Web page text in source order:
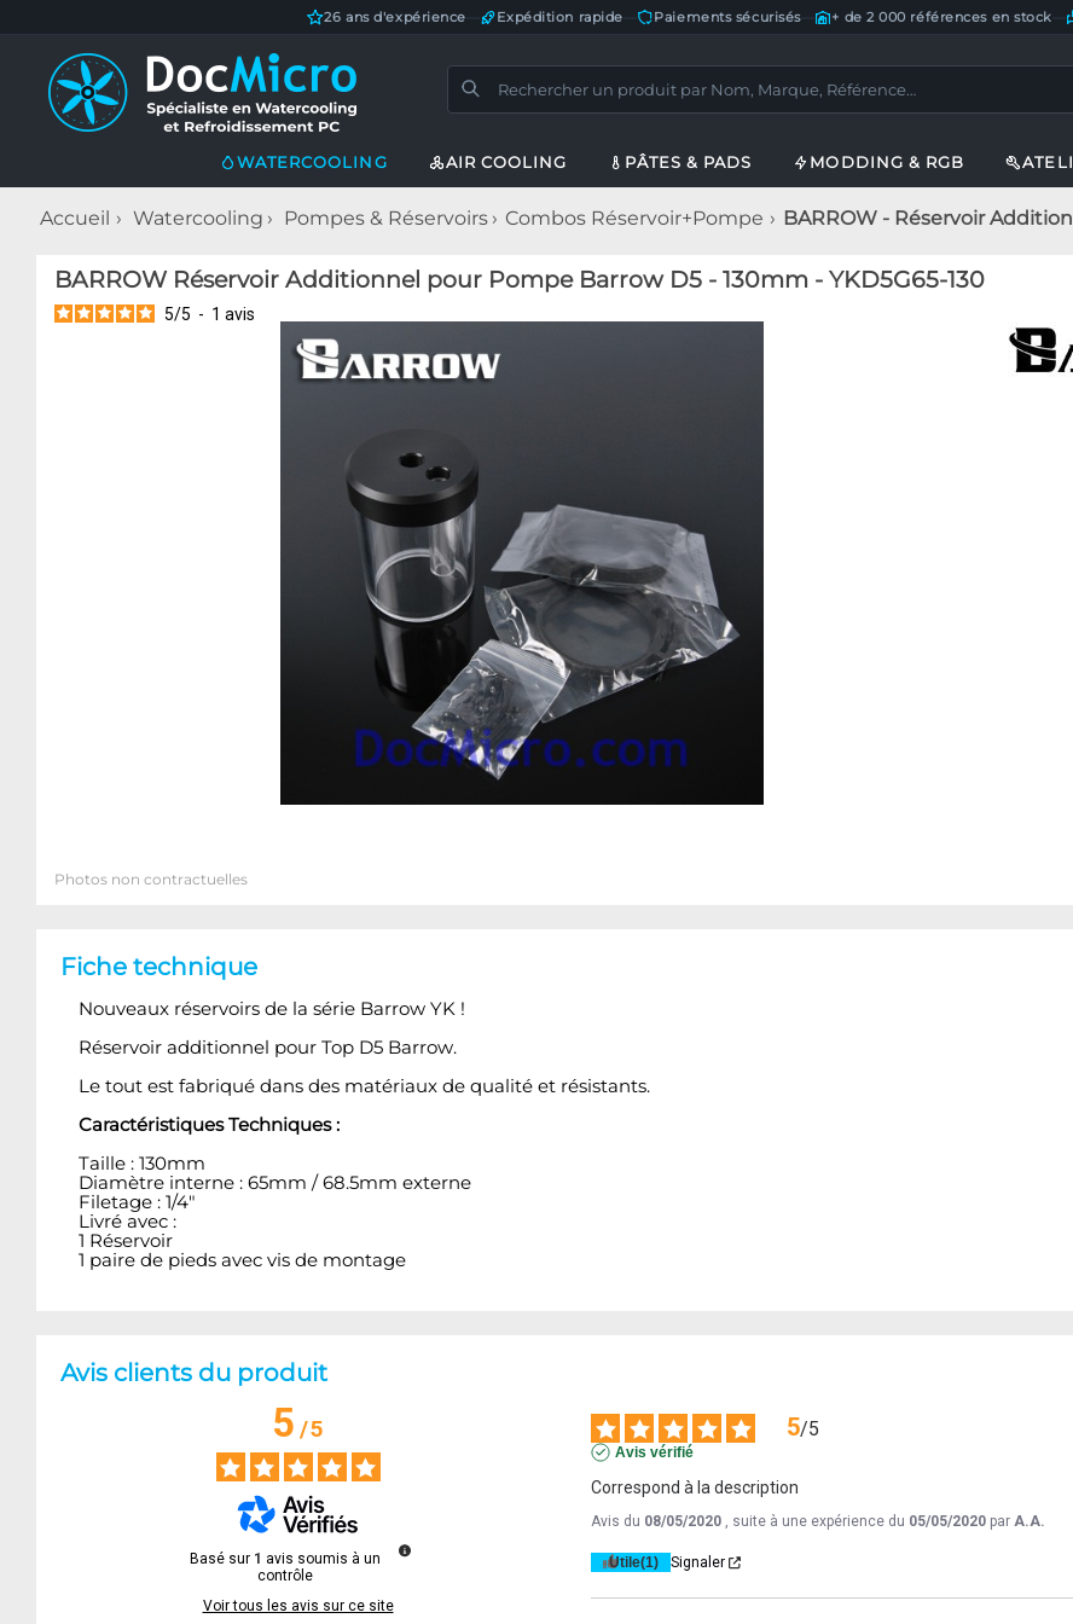
26 ans d'expérience Expédition rapide Paiements sécurisés— + de 2 000 références en stock
WATERCOOLING AIR COOLING PÂTES & PADS MODDING & RGB
Accueil Watercooling Pompes & Réservoirs Combos Réservoir+Pompe BARROW - Réservoir
BARROW Réservoir Additionnel pour Pompe Barrow D5 - 130mm - YKD5G65-130
5/5 - 1 avis
Photos non contractuelles
Fiche technique
Nouveaux réservoirs de la série Barrow YK !
Réservoir additionnel pour Top D5 Barrow.
Le tout est fabriqué dans des matériaux de qualité et résistants.
Caractéristiques Techniques :
Taille : 130mm
Diamètre interne : 65mm / 68.5mm externe
Filetage : 1/4"
Livré avec :
1 Réservoir
1 paire de pieds avec vis de montage
Avis clients du produit
5/5
Basé sur 1 avis soumis à un
contrôle
Voir tous les avis sur ce site
5/5
Avis vérifié
Correspond à la description
Avis du 08/05/2020 , suite à une expérience du 05/05/2020 parA.A.
Utile(1) Signaler